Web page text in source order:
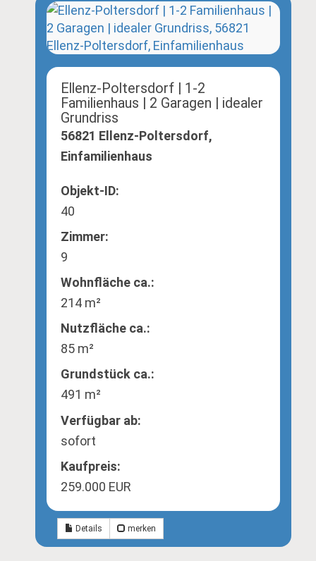
Ellenz-Poltersdorf | 1-2
Familienhaus | 2 Garagen | idealer
Grundriss
56821 Ellenz-Poltersdorf,
Einfamilienhaus
Objekt-ID:
40
Zimmer:
9
Wohnfläche ca.:
214 m²
Nutzfläche ca.:
85 m²
Grund­stück ca.:
491 m²
Verfügbar ab:
sofort
Kaufpreis:
259.000 EUR
Details merken